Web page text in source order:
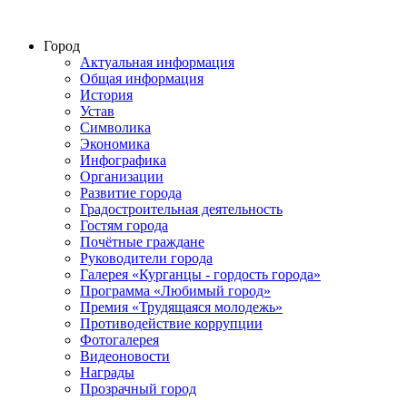
Город
Актуальная информация
Общая информация
История
Устав
Символика
Экономика
Инфографика
Организации
Развитие города
Градостроительная деятельность
Гостям города
Почётные граждане
Руководители города
Галерея «Курганцы - гордость города»
Программа «Любимый город»
Премия «Трудящаяся молодежь»
Противодействие коррупции
Фотогалерея
Видеоновости
Награды
Прозрачный город